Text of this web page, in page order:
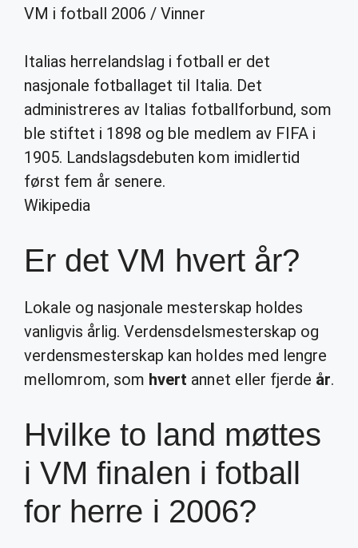
VM i fotball 2006 /Vinner
Italias herrelandslag i fotball er det
nasjonale fotballaget til Italia. Det
administreres av Italias fotballforbund, som
ble stiftet i 1898 og ble medlem av FIFA i
1905. Landslagsdebuten kom imidlertid
først fem år senere.
Wikipedia
Er det VM hvert år?
Lokale og nasjonale mesterskap holdes
vanligvis årlig. Verdensdelsmesterskap og
verdensmesterskap kan holdes med lengre
mellomrom, som hvert annet eller fjerde år.
Hvilke to land møttes
i VM finalen i fotball
for herre i 2006?